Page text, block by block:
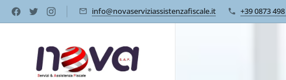
info@novaserviziassistenzafiscale.it +39 0873